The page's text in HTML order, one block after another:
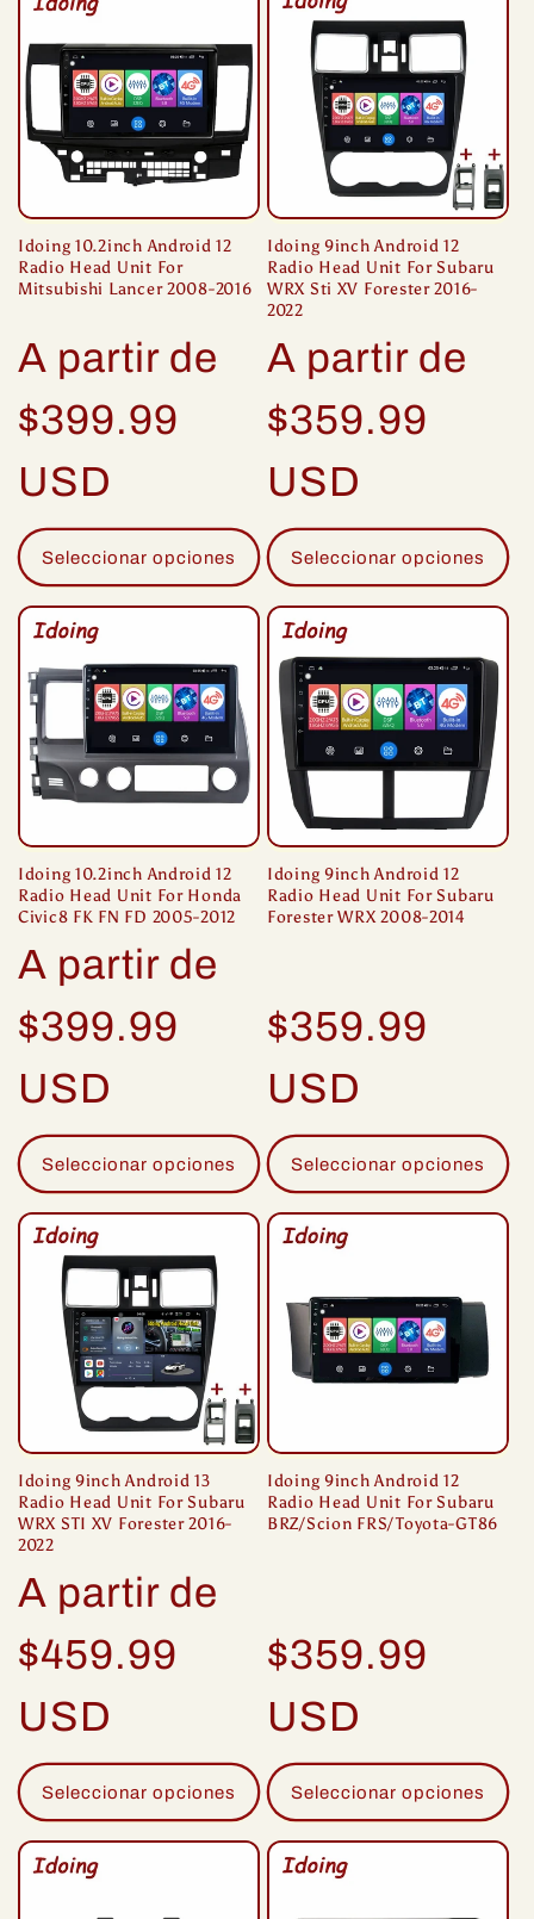
Idoing 10.2inch Android 12
Radio Head Unit For
Mitsubishi Lancer 2008-2016
Precio
habitual
A partir de
$399.99
USD
Seleccionar opciones
Idoing 9inch Android 12
Radio Head Unit For Subaru
WRX Sti XV Forester 2016-
2022
Precio
habitual
A partir de
$359.99
USD
Seleccionar opciones
Idoing 10.2inch Android 12
Radio Head Unit For Honda
Civic8 FK FN FD 2005-2012
Precio
habitual
A partir de
$399.99
USD
Seleccionar opciones
Idoing 9inch Android 12
Radio Head Unit For Subaru
Forester WRX 2008-2014
Precio
habitual
$359.99
USD
Seleccionar opciones
Idoing 9inch Android 13
Radio Head Unit For Subaru
WRX STI XV Forester 2016-
2022
Precio
habitual
A partir de
$459.99
USD
Seleccionar opciones
Idoing 9inch Android 12
Radio Head Unit For Subaru
BRZ/Scion FRS/Toyota-GT86
Precio
habitual
$359.99
USD
Seleccionar opciones